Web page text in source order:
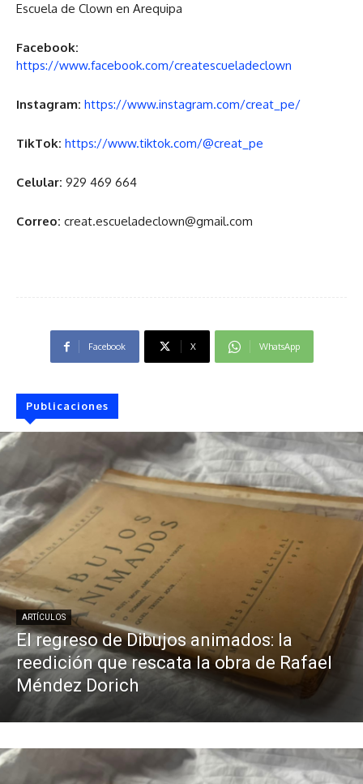
Escuela de Clown en Arequipa
Facebook:
https://www.facebook.com/createscueladeclown
Instagram: https://www.instagram.com/creat_pe/
TikTok: https://www.tiktok.com/@creat_pe
Celular: 929 469 664
Correo: creat.escueladeclown@gmail.com
Facebook X WhatsApp
Publicaciones
ARTÍCULOS
El regreso de Dibujos animados: la
reedición que rescata la obra de Rafael
Méndez Dorich